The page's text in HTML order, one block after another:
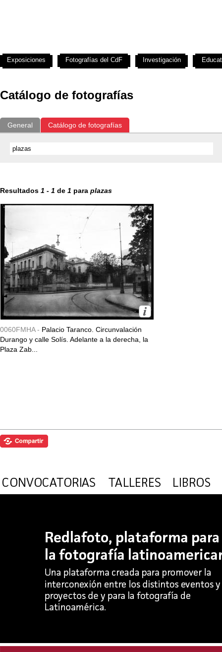
Catálogo de fotografías
General Catálogo de fotografías
Resultados 1 - 1 de 1 para plazas
0060FMHA - Palacio Taranco. Circunvalación
Durango y calle Solís. Adelante a la derecha, la
Plaza Zab...
Exposiciones Fotografías del CdF Investigación